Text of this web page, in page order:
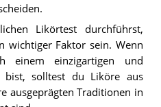
Likörtest durchführst,
wichtiger Faktor sein. Wenn
einzigartigen und
bist, solltest du Liköre aus
ausgeprägten Traditionen in